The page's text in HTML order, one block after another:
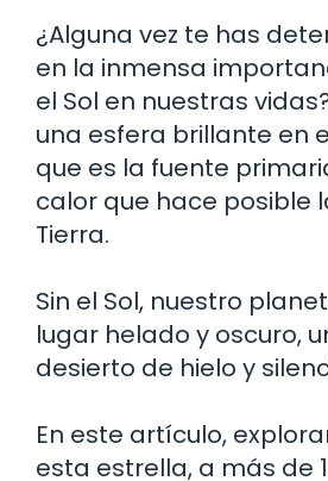
¿Alguna vez te has
en la inmensa
el Sol en nuestras
una esfera brillante en
que es la fuente
calor que hace posible
Tierra.
Sin el Sol, nuestro
lugar helado y oscuro,
desierto de hielo y
En este artículo,
esta estrella, a más de